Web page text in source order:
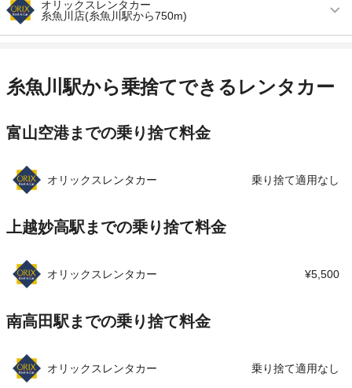
オリックスレンタカー
糸魚川店(糸魚川駅から750m)
アクセス 糸魚川駅より徒歩で約13分（送迎なし）
店舗詳細 店舗詳細ページはこちら
糸魚川駅から乗捨てできるレンタカー
富山空港までの乗り捨て料金
オリックスレンタカー 乗り捨て適用なし
上越妙高駅までの乗り捨て料金
オリックスレンタカー ¥5,500
南高田駅までの乗り捨て料金
オリックスレンタカー 乗り捨て適用なし